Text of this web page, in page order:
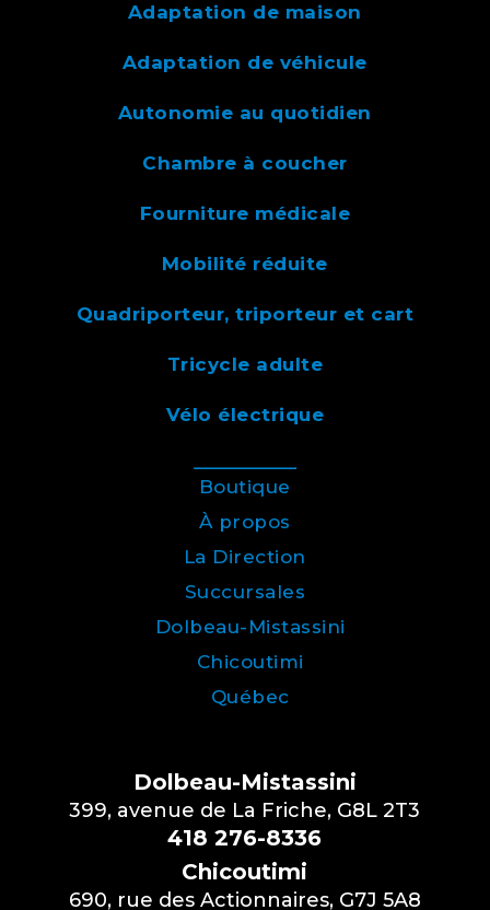
Adaptation de maison
Adaptation de véhicule
Autonomie au quotidien
Chambre à coucher
Fourniture médicale
Mobilité réduite
Quadriporteur, triporteur et cart
Tricycle adulte
Vélo électrique
Boutique
À propos
La Direction
Succursales
Dolbeau-Mistassini
Chicoutimi
Québec
Dolbeau-Mistassini
399, avenue de La Friche, G8L 2T3
418 276-8336
Chicoutimi
690, rue des Actionnaires, G7J 5A8